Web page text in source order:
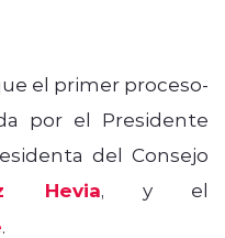
el primer proceso-
por el Presidente
del Consejo
Hevia, y el
.